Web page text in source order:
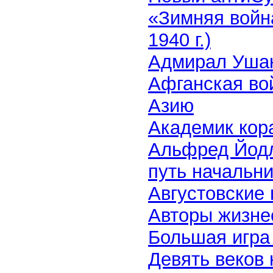
«Зимняя
1940 г.)
Адмирал
Афганская
Азию
Академик
Альфред
путь
Авторы
Большая
Девять